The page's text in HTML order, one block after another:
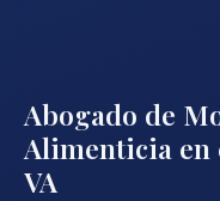
Abogado de
Alimenticia en
VA